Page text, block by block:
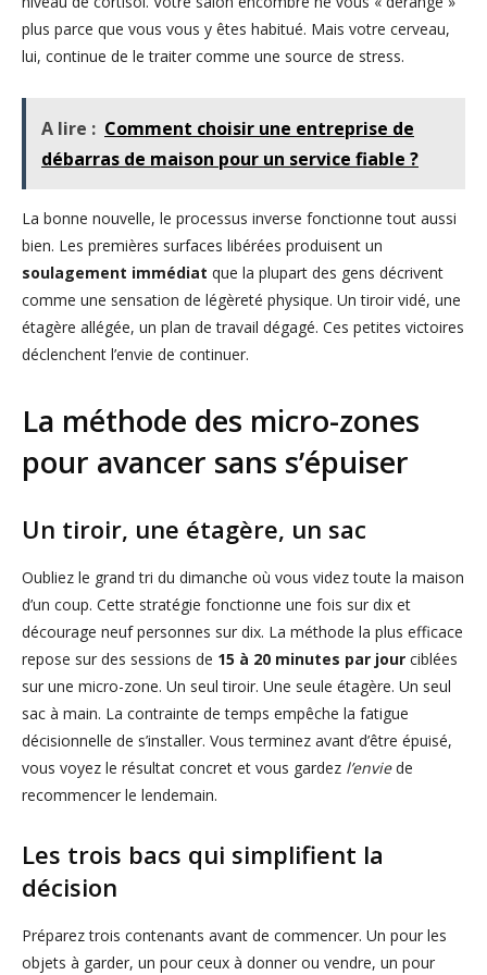
plus parce que vous vous y êtes habitué. Mais votre cerveau,
lui, continue de le traiter comme une source de stress.
A lire : Comment choisir une entreprise de
débarras de maison pour un service fiable ?
La bonne nouvelle, le processus inverse fonctionne tout aussi
bien. Les premières surfaces libérées produisent un
soulagement immédiat que la plupart des gens décrivent
comme une sensation de légèreté physique. Un tiroir vidé, une
étagère allégée, un plan de travail dégagé. Ces petites victoires
déclenchent l’envie de continuer.
La méthode des micro-zones
pour avancer sans s’épuiser
Un tiroir, une étagère, un sac
Oubliez le grand tri du dimanche où vous videz toute la maison
d’un coup. Cette stratégie fonctionne une fois sur dix et
décourage neuf personnes sur dix. La méthode la plus efficace
repose sur des sessions de 15 à 20 minutes par jour ciblées
sur une micro-zone. Un seul tiroir. Une seule étagère. Un seul
sac à main. La contrainte de temps empêche la fatigue
décisionnelle de s’installer. Vous terminez avant d’être épuisé,
vous voyez le résultat concret et vous gardez l’enviede
recommencer le lendemain.
Les trois bacs qui simplifient la
décision
Préparez trois contenants avant de commencer. Un pour les
objets à garder, un pour ceux à donner ou vendre, un pour